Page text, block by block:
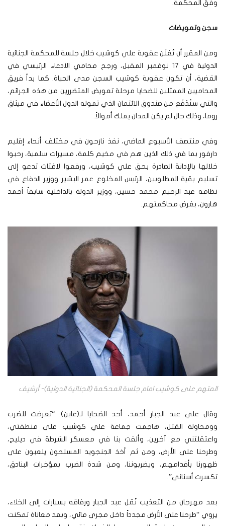
وفق المحكمة.
سجن وتعويضات
ومن المقرر أن تُعْلَن عقوبة علي كوشيب خلال جلسة للمحكمة الجنائية
الدولية في 17 نوفمبر المقبل، ورجح محامي الادعاء الرئيسي في
القضية، أن تكون عقوبة كوشيب السجن مدى الحياة. كما بدأ فريق
المحاميين الممثلين للضحايا مرحلة تعويض المتضررين من هذه الجرائم،
والتي ستُدْفَع من صندوق الائتمان الذي تموله الدول الأعضاء في ميثاق
روما، وذلك حال لم يكن المدان يملك أموالاً.
وفي منتصف الأسبوع الماضي، نفذ نازحون في مختلف أنحاء إقليم
دارفور بما في ذلك الذين هم في مخيم كلمة، مسيرات سلمية، رحبوا
خلالها بالإدانة الصادرة بحق علي كوشيب، ورفعوا لافتات تدعو إلى
تسليم بقية المطلوبين، الرئيس المخلوع عمر البشير ووزير الدفاع في
نظامه عبد الرحيم محمد حسين، ووزير الدولة بالداخلية سابقاً أحمد
هارون، بغرض محاكمتهم.
المتهم على كوشيب امام جلسة المحكمة (الجنائية الدولية)- أرشيف
وقال علي عبد الجبار أحمد، أحد الضحايا لـ(عاين): “تعرضت للضرب
وومحاولة القتل، هاجمت جماعة علي كوشيب على منطقتي،
واعتقلتني مع آخرين، وألقت بنا في معسكر الشرطة في ديليج،
وطرحنا على الأرض، ومن ثم أخذ الجنجويد المسلحون يلعبون على
ظهورنا بأقدامهم، ويضربوننا، ومن شدة الضرب بمؤخرات البنادق،
تكسرت أسناني”.
بعد مهرجان من التعذيب نُقل عبد الجبار ورفاقه بسيارات إلى الخلاء،
يروي “طرحنا على الأرض مجدداً داخل مجرى مائي، وبعد معاناة تمكنت